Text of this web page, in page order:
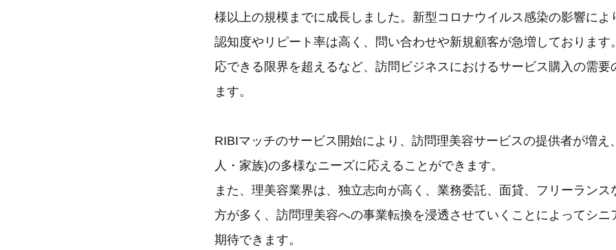
様以上の規模までに成長しました。新型コロナウイルス感染の影響によ
認知度やリピート率は高く、問い合わせや新規顧客が急増しております
応できる限界を超えるなど、訪問ビジネスにおけるサービス購入の需要
ます。
RIBIマッチのサービス開始により、訪問理美容サービスの提供者が増え
人・家族)の多様なニーズに応えることができます。
また、理美容業界は、独立志向が高く、業務委託、面貸、フリーランス
方が多く、訪問理美容への事業転換を浸透させていくことによってシニ
期待できます。